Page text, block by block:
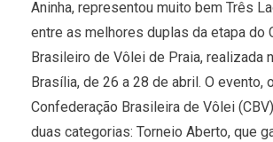
Aninha, representou muito bem Três
entre as melhores duplas da etapa do
Brasileiro de Vôlei de Praia, realizada
Brasília, de 26 a 28 de abril. O evento,
Confederação Brasileira de Vôlei
duas categorias: Torneio Aberto, que